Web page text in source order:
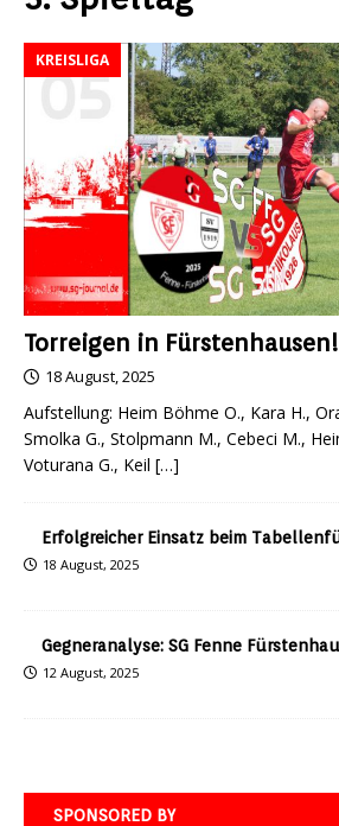
KREISLIGA
Torreigen in Fürstenhausen!
18 August, 2025
Aufstellung: Heim Böhme O., Kara H.,
Smolka G., Stolpmann M., Cebeci M.,
Voturana G., Keil […]
Erfolgreicher Einsatz beim
18 August, 2025
Gegneranalyse: SG Fenne
12 August, 2025
SPONSORED BY